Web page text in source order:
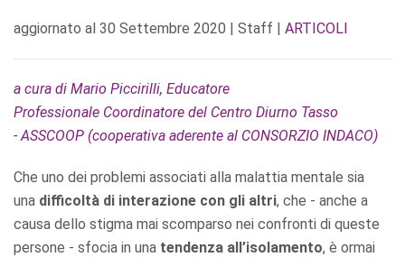
aggiornato al 30 Settembre 2020 | Staff | ARTICOLI
a cura di Mario Piccirilli, Educatore
Professionale Coordinatore del Centro Diurno Tasso
- ASSCOOP (cooperativa aderente al CONSORZIO INDACO)
Che uno dei problemi associati alla malattia mentale sia
una difficoltà di interazione con gli altri, che - anche a
causa dello stigma mai scomparso nei confronti di queste
persone - sfocia in una tendenza all’isolamento, è ormai